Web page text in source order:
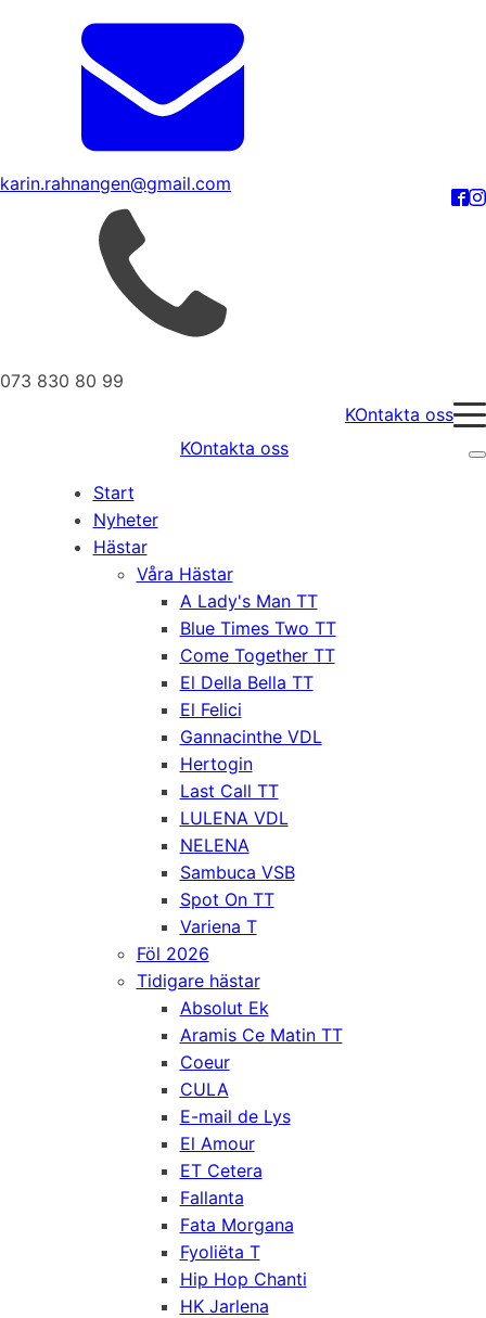
karin.rahnangen@gmail.com
073 830 80 99
KOntakta oss
KOntakta oss
Start
Nyheter
Hästar
Våra Hästar
A Lady's Man TT
Blue Times Two TT
Come Together TT
El Della Bella TT
El Felici
Gannacinthe VDL
Hertogin
Last Call TT
LULENA VDL
NELENA
Sambuca VSB
Spot On TT
Variena T
Föl 2026
Tidigare hästar
Absolut Ek
Aramis Ce Matin TT
Coeur
CULA
E-mail de Lys
El Amour
ET Cetera
Fallanta
Fata Morgana
Fyoliëta T
Hip Hop Chanti
HK Jarlena